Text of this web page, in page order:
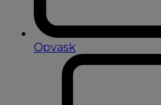
Opvask